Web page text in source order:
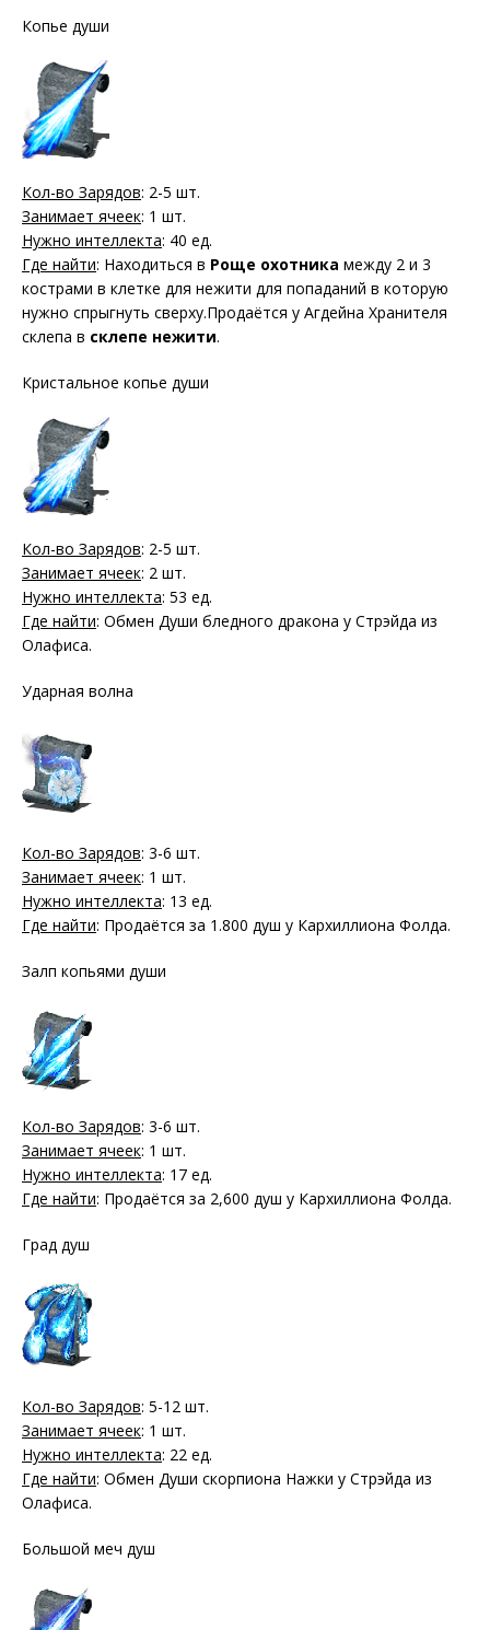
Копье души
Кол-во Зарядов: 2-5 шт.
Занимает ячеек: 1 шт.
Нужно интеллекта: 40 ед.
Где найти: Находиться в Роще охотника между 2 и 3
кострами в клетке для нежити для попаданий в которую
нужно спрыгнуть сверху.Продаётся у Агдейна Хранителя
склепа в склепе нежити.
Кристальное копье души
Кол-во Зарядов: 2-5 шт.
Занимает ячеек: 2 шт.
Нужно интеллекта: 53 ед.
Где найти: Обмен Души бледного дракона у Стрэйда из
Олафиса.
Ударная волна
Кол-во Зарядов: 3-6 шт.
Занимает ячеек: 1 шт.
Нужно интеллекта: 13 ед.
Где найти: Продаётся за 1.800 душ у Кархиллиона Фолда.
Залп копьями души
Кол-во Зарядов: 3-6 шт.
Занимает ячеек: 1 шт.
Нужно интеллекта: 17 ед.
Где найти: Продаётся за 2,600 душ у Кархиллиона Фолда.
Град душ
Кол-во Зарядов: 5-12 шт.
Занимает ячеек: 1 шт.
Нужно интеллекта: 22 ед.
Где найти: Обмен Души скорпиона Нажки у Стрэйда из
Олафиса.
Большой меч душ